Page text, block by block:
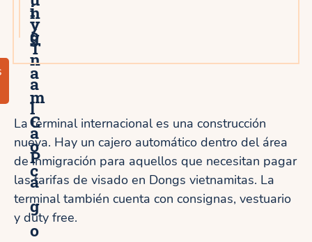
n
g
y
T
a
m
C
o
c
i
ó
n
a
l
a
P
a
g
o
La terminal internacional es una construcción
nueva. Hay un cajero automático dentro del área
de inmigración para aquellos que necesitan pagar
las tarifas de visado en Dongs vietnamitas. La
terminal también cuenta con consignas, vestuario
y duty free.